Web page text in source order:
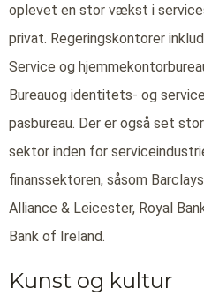
oplevet en stor vækst i
privat. Regeringskontorer
Service og
Bureauog identitets- og
pasbureau. Der er også set
sektor inden for
finanssektoren, såsom
Alliance & Leicester, Royal
Bank of Ireland.
Kunst og kultur